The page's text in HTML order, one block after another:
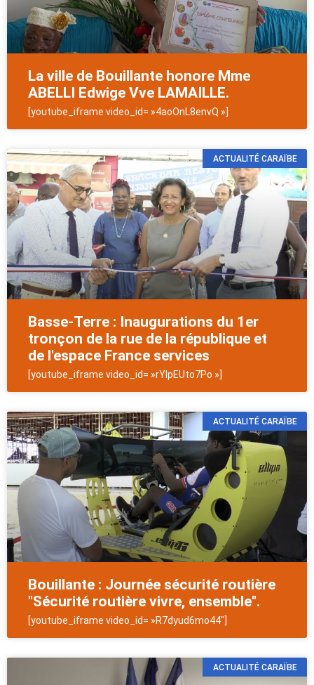
La ville de Bouillante honore Mme
ABELLI Edwige Vve LAMAILLE.
[youtube_iframe video_id= »4aoOnL8envQ »]
ACTUALITÉ CARAÏBE
Basse-Terre : Inaugurations du 1er
tronçon de la rue de la république et
de l'espace France services
[youtube_iframe video_id= »rYlpEUto7Po »]
ACTUALITÉ CARAÏBE
Bouillante : Journée sécurité routière
"Sécurité routière vivre, ensemble".
[youtube_iframe video_id= »R7dyud6mo44″]
ACTUALITÉ CARAÏBE